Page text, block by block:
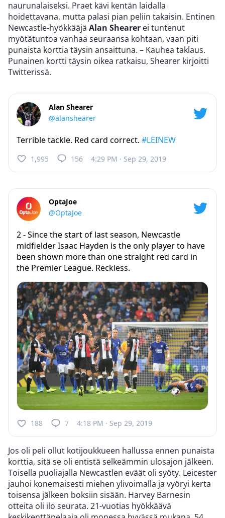
naurunalaiseksi. Praet kävi kentän laidalla
hoidettavana, mutta palasi pian peliin takaisin. Entinen
Newcastle-hyökkääjä Alan Shearer ei tuntenut
myötätuntoa vanhaa seuraansa kohtaan, vaan piti
punaista korttia täysin ansaittuna. – Kauhea taklaus.
Punainen kortti täysin oikea ratkaisu, Shearer kirjoitti
Twitterissä.
Alan Shearer
@alanshearer
Terrible tackle. Red card correct. #LEINEW
1,995 156 4:29 PM · Sep 29, 2019
OptaJoe
@OptaJoe
2 - Since the start of last season, Newcastle
midfielder Isaac Hayden is the only player to have
been shown more than one straight red card in
the Premier League. Reckless.
188 7 4:18 PM · Sep 29, 2019
Jos oli peli ollut kotijoukkueen hallussa ennen punaista
korttia, sitä se oli entistä selkeämmin ulosajon jälkeen.
Toisella puoliajalla Newcastlen eväät oli syöty. Leicester
jauhoi konemaisesti miehen ylivoimalla ja vyöryi kerta
toisensa jälkeen boksiin sisään. Harvey Barnesin
otteita oli ilo seurata. 21-vuotias hyökkäävä